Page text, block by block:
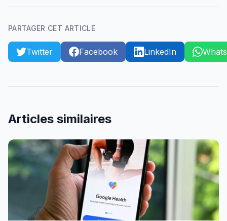
PARTAGER CET ARTICLE
Twitter Facebook LinkedIn
Articles similaires